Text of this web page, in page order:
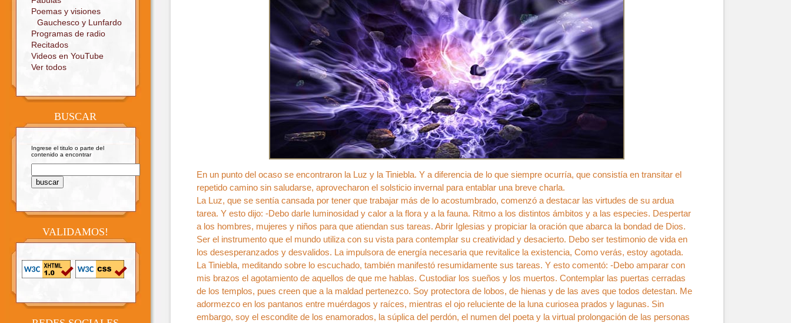
Poemas y visiones
Gauchesco y Lunfardo
Programas de radio
Recitados
Videos en YouTube
Ver todos
BUSCAR
Ingrese el titulo o parte del
contenido a encontrar
VALIDAMOS!
En un punto del ocaso se encontraron la Luz y la Tiniebla. Y a diferencia de lo que siempre ocurría, que consistía en transitar el
repetido camino sin saludarse, aprovecharon el solsticio invernal para entablar una breve charla.
La Luz, que se sentía cansada por tener que trabajar más de lo acostumbrado, comenzó a destacar las virtudes de su ardua
tarea. Y esto dijo: -Debo darle luminosidad y calor a la flora y a la fauna. Ritmo a los distintos ámbitos y a las especies. Despertar
a los hombres, mujeres y niños para que atiendan sus tareas. Abrir Iglesias y propiciar la oración que abarca la bondad de Dios.
Ser el instrumento que el mundo utiliza con su vista para contemplar su creatividad y desacierto. Debo ser testimonio de vida en
los desesperanzados y desvalidos. La impulsora de energía necesaria que revitalice la existencia, Como verás, estoy agotada.
La Tiniebla, meditando sobre lo escuchado, también manifestó resumidamente sus tareas. Y esto comentó: -Debo amparar con
mis brazos el agotamiento de aquellos de que me hablas. Custodiar los sueños y los muertos. Contemplar las puertas cerradas
de los templos, pues creen que a la maldad pertenezco. Soy protectora de lobos, de hienas y de las aves que todos detestan. Me
adormezco en los pantanos entre muérdagos y raíces, mientras el ojo reluciente de la luna curiosea prados y lagunas. Sin
embargo, soy el escondite de los enamorados, la súplica del perdón, el numen del poeta y la virtual prolongación de las personas